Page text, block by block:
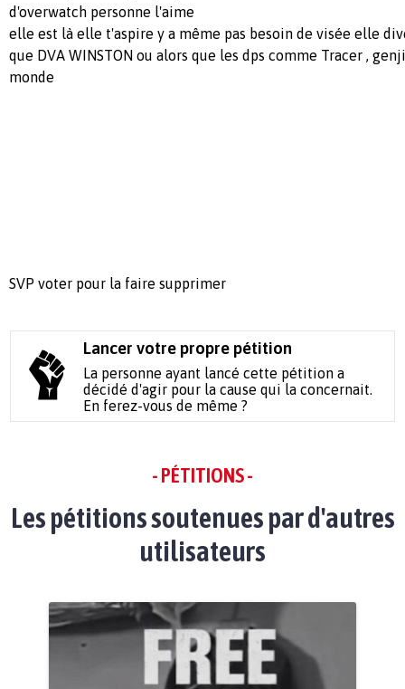
d'overwatch personne l'aime
elle est là elle t'aspire y a même pas besoin de visée elle
que DVA WINSTON ou alors que les dps comme Tracer ,
monde
SVP voter pour la faire supprimer
Lancer votre propre pétition
La personne ayant lancé cette pétition a
décidé d'agir pour la cause qui la concernait.
En ferez-vous de même ?
- PÉTITIONS -
Les pétitions soutenues par d'autres
utilisateurs